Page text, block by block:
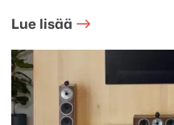
Lue lisää